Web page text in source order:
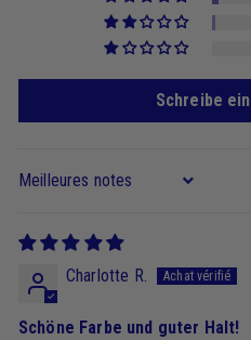
Schreibe
Sort by
Charlotte R.
Schöne Farbe und guter Halt!